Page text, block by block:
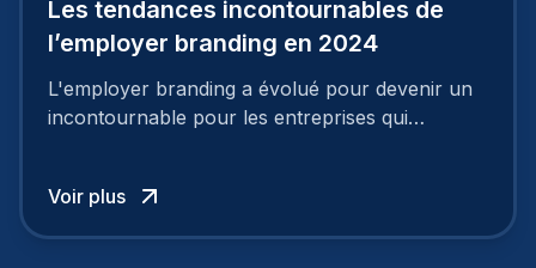
Les tendances incontournables de
l’employer branding en 2024
L'employer branding a évolué pour devenir un
incontournable pour les entreprises qui
Voir plus